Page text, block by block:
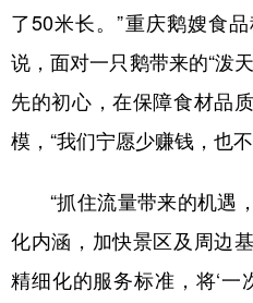
了50米长。”重庆鹅嫂食
说，面对一只鹅带来的“泼
先的初心，在保障食材品
模，“我们宁愿少赚钱，也
“抓住流量带来的机遇，
化内涵，加快景区及周边
精细化的服务标准，将‘一